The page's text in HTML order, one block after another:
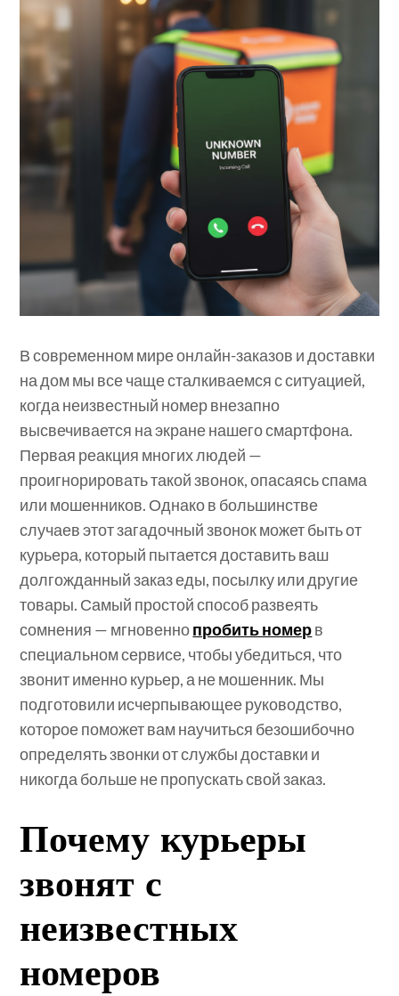
В современном мире онлайн-заказов и доставки
на дом мы все чаще сталкиваемся с ситуацией,
когда неизвестный номер внезапно
высвечивается на экране нашего смартфона.
Первая реакция многих людей —
проигнорировать такой звонок, опасаясь спама
или мошенников. Однако в большинстве
случаев этот загадочный звонок может быть от
курьера, который пытается доставить ваш
долгожданный заказ еды, посылку или другие
товары. Самый простой способ развеять
сомнения — мгновеннопробить номерв
специальном сервисе, чтобы убедиться, что
звонит именно курьер, а не мошенник. Мы
подготовили исчерпывающее руководство,
которое поможет вам научиться безошибочно
определять звонки от службы доставки и
никогда больше не пропускать свой заказ.
Почему курьеры
звонят с
неизвестных
номеров